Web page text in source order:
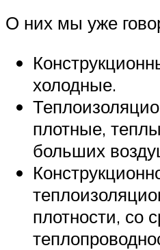
О них мы уже
холодные.
плотные,
больших
плотности, со